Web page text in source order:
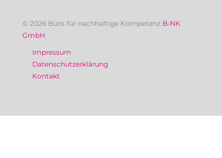
© 2026 Büro für nachhaltige Kompetenz B-NK
GmbH
Impressum
Datenschutzerklärung
Kontakt